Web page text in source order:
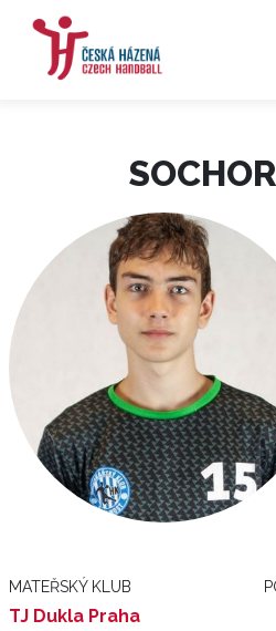
MATEŘSKÝ KLUB
TJ Dukla Praha